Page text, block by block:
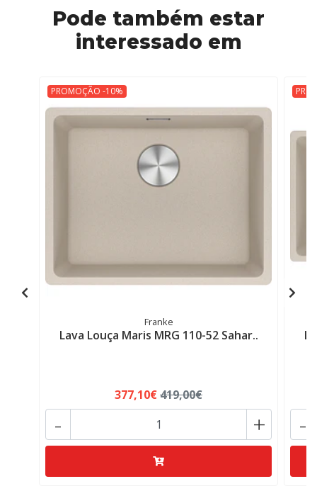
Pode também estar
interessado em
PROMOÇÃO -10%
Franke
Lava Louça Maris MRG 110-52 Sahar..
377,10€419,00€
+
- -